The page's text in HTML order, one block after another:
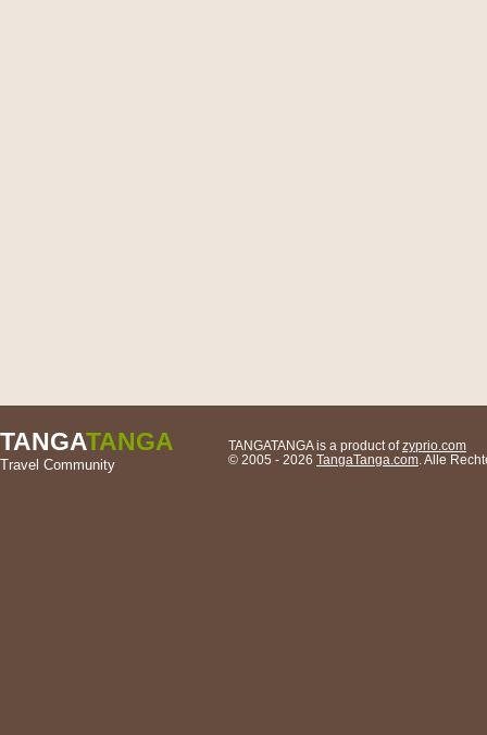
TANGATANGA
Travel Community
TANGATANGA is a product ofzyprio.com
© 2005 - 2026 TangaTanga.com . Alle